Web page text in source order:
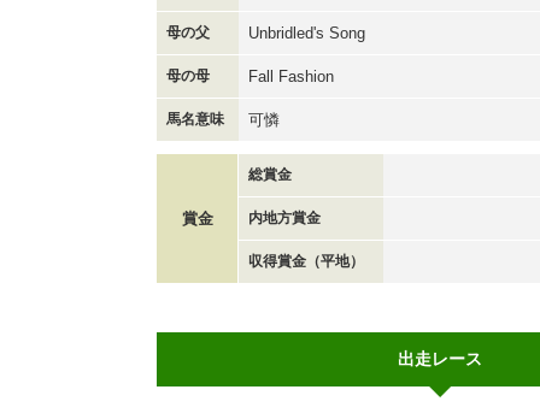
母の父 Unbridled's Song
母の母 Fall Fashion
馬名意味 可憐
賞金
総賞金
内地方賞金
収得賞金（平地）
出走レース